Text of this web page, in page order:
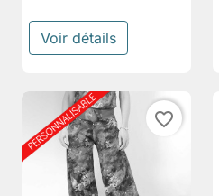
Voir détails
favorite_border